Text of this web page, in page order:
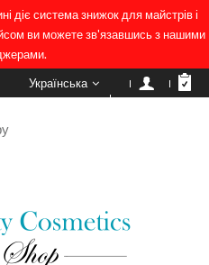
діє система знижок для майстрів і
ви можете зв'язавшись з нашими
Українська